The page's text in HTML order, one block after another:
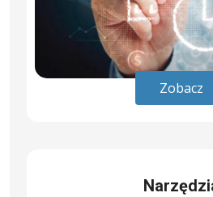
Zobacz